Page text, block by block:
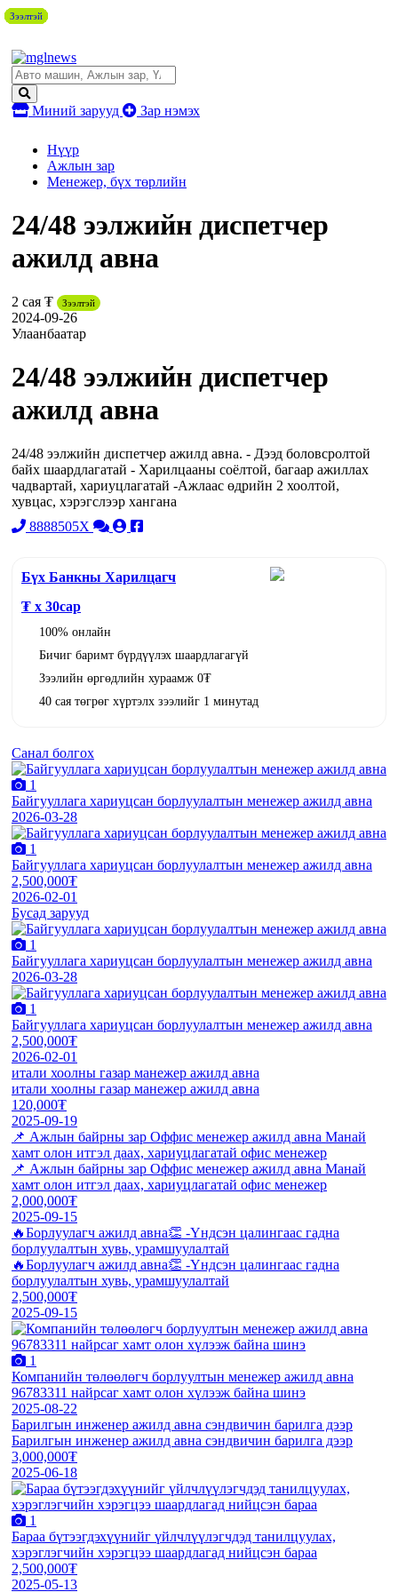
Миний зарууд Зар нэмэх
Нүүр
Ажлын зар
Менежер, бүх төрлийн
24/48 ээлжийн диспетчер
ажилд авна
2 сая ₮ Зээлтэй
2024-09-26
Улаанбаатар
24/48 ээлжийн диспетчер
ажилд авна
24/48 ээлжийн диспетчер ажилд авна. - Дээд боловсролтой
байх шаардлагатай - Харилцааны соёлтой, багаар ажиллах
чадвартай, хариуцлагатай -Ажлаас өдрийн 2 хоолтой,
хувцас, хэрэгслээр хангана
8888505X
Бүх Банкны Харилцагч
₮ x 30сар
100% онлайн
Бичиг баримт бүрдүүлэх шаардлагагүй
Зээлийн өргөдлийн хураамж 0₮
40 сая төгрөг хүртэлх зээлийг 1 минутад
Санал болгох
1
Байгууллага хариуцсан борлуулалтын менежер ажилд авна
2026-03-28
Зээлтэй
1
Байгууллага хариуцсан борлуулалтын менежер ажилд авна
2,500,000₮
2026-02-01
Бусад зарууд
1
Байгууллага хариуцсан борлуулалтын менежер ажилд авна
2026-03-28
Зээлтэй
1
Байгууллага хариуцсан борлуулалтын менежер ажилд авна
2,500,000₮
2026-02-01
итали хоолны газар манежер ажилд авна
итали хоолны газар манежер ажилд авна
120,000₮
2025-09-19
📌 Ажлын байрны зар Оффис менежер ажилд авна Манай
хамт олон итгэл даах, хариуцлагатай офис менежер
Зээлтэй
📌 Ажлын байрны зар Оффис менежер ажилд авна Манай
хамт олон итгэл даах, хариуцлагатай офис менежер
2,000,000₮
2025-09-15
🔥Борлуулагч ажилд авна👏 -Үндсэн цалингаас гадна
борлуулалтын хувь, урамшуулалтай
Зээлтэй
🔥Борлуулагч ажилд авна👏 -Үндсэн цалингаас гадна
борлуулалтын хувь, урамшуулалтай
2,500,000₮
2025-09-15
1
Компанийн төлөөлөгч борлуултын менежер ажилд авна
96783311 найрсаг хамт олон хүлээж байна шинэ
2025-08-22
Барилгын инженер ажилд авна сэндвичин барилга дээр
Зээлтэй
Барилгын инженер ажилд авна сэндвичин барилга дээр
3,000,000₮
2025-06-18
Зээлтэй
1
Бараа бүтээгдэхүүнийг үйлчлүүлэгчдэд танилцуулах,
хэрэглэгчийн хэрэгцээ шаардлагад нийцсэн бараа
2,500,000₮
2025-05-13
Зээлтэй
Зээлтэй